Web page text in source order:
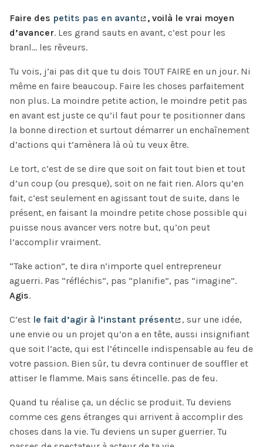
Faire des petits pas en avant
, voilà le vrai moyen
d’avancer. Les grand sauts en avant, c’est pour les
branl… les rêveurs.
Tu vois, j’ai pas dit que tu dois TOUT FAIRE en un jour. Ni
même en faire beaucoup. Faire les choses parfaitement
non plus. La moindre petite action, le moindre petit pas
en avant est juste ce qu’il faut pour te positionner dans
la bonne direction et surtout démarrer un enchaînement
d’actions qui t’amènera là où tu veux être.
Le tort, c’est de se dire que soit on fait tout bien et tout
d’un coup (ou presque), soit on ne fait rien. Alors qu’en
fait, c’est seulement en agissant tout de suite, dans le
présent, en faisant la moindre petite chose possible qui
puisse nous avancer vers notre but, qu’on peut
l’accomplir vraiment.
“Take action”, te dira n’importe quel entrepreneur
aguerri. Pas “réfléchis”, pas “planifie”, pas “imagine”.
Agis.
C’est le fait d’agir à l’instant présent
, sur une idée,
une envie ou un projet qu’on a en tête, aussi insignifiant
que soit l’acte, qui est l’étincelle indispensable au feu de
votre passion. Bien sûr, tu devra continuer de souffler et
attiser le flamme. Mais sans étincelle. pas de feu.
Quand tu réalise ça, un déclic se produit. Tu deviens
comme ces gens étranges qui arrivent à accomplir des
choses dans la vie. Tu deviens un super guerrier. Tu